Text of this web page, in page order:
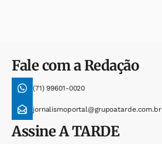
Fale com a Redação
(71) 99601-0020
jornalismoportal@grupoatarde.com.br
AssineA TARDE